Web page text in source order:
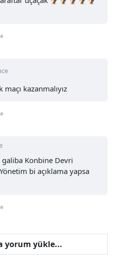
kazanmalıyız
galiba Konbine Devri
bi açıklama yapsa
yorum yükle...